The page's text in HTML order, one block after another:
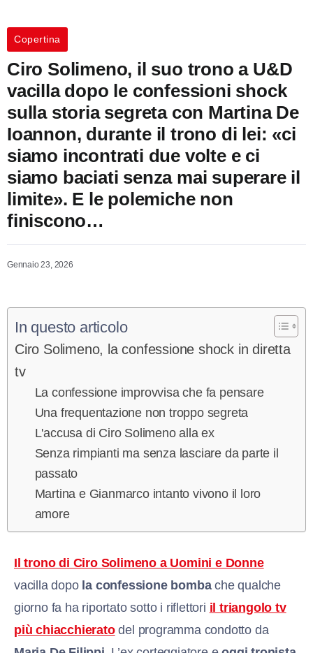
Copertina
Ciro Solimeno, il suo trono a U&D
vacilla dopo le confessioni shock
sulla storia segreta con Martina De
Ioannon, durante il trono di lei: «ci
siamo incontrati due volte e ci
siamo baciati senza mai superare il
limite». E le polemiche non
finiscono…
Gennaio 23, 2026
In questo articolo
Ciro Solimeno, la confessione shock in diretta
tv
La confessione improvvisa che fa pensare
Una frequentazione non troppo segreta
L'accusa di Ciro Solimeno alla ex
Senza rimpianti ma senza lasciare da parte il
passato
Martina e Gianmarco intanto vivono il loro
amore
Il trono di Ciro Solimeno a Uomini e Donne
vacilla dopo la confessione bombache qualche
giorno fa ha riportato sotto i riflettori il triangolo tv
più chiacchieratodel programma condotto da